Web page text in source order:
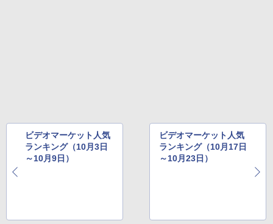
ビデオマーケット人気
ランキング（10月3日
～10月9日）
ビデオマーケット人気
ランキング（10月17日
～10月23日）